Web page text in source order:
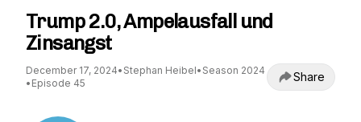
Trump 2.0, Ampelausfall und
Zinsangst
December 17, 2024• Stephan Heibel• Season 2024
• Episode 45 Share